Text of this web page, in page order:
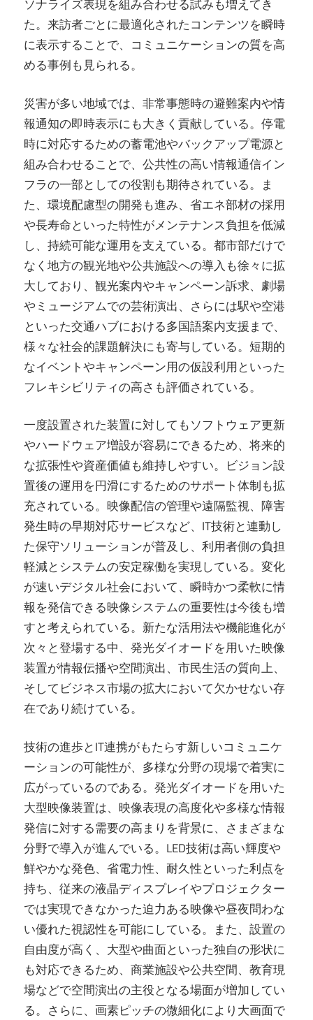
ソナライズ表現を組み合わせる試みも増えてき
た。来訪者ごとに最適化されたコンテンツを瞬時
に表示することで、コミュニケーションの質を高
める事例も見られる。
災害が多い地域では、非常事態時の避難案内や情
報通知の即時表示にも大きく貢献している。停電
時に対応するための蓄電池やバックアップ電源と
組み合わせることで、公共性の高い情報通信イン
フラの一部としての役割も期待されている。ま
た、環境配慮型の開発も進み、省エネ部材の採用
や長寿命といった特性がメンテナンス負担を低減
し、持続可能な運用を支えている。都市部だけで
なく地方の観光地や公共施設への導入も徐々に拡
大しており、観光案内やキャンペーン訴求、劇場
やミュージアムでの芸術演出、さらには駅や空港
といった交通ハブにおける多国語案内支援まで、
様々な社会的課題解決にも寄与している。短期的
なイベントやキャンペーン用の仮設利用といった
フレキシビリティの高さも評価されている。
一度設置された装置に対してもソフトウェア更新
やハードウェア増設が容易にできるため、将来的
な拡張性や資産価値も維持しやすい。ビジョン設
置後の運用を円滑にするためのサポート体制も拡
充されている。映像配信の管理や遠隔監視、障害
発生時の早期対応サービスなど、IT技術と連動し
た保守ソリューションが普及し、利用者側の負担
軽減とシステムの安定稼働を実現している。変化
が速いデジタル社会において、瞬時かつ柔軟に情
報を発信できる映像システムの重要性は今後も増
すと考えられている。新たな活用法や機能進化が
次々と登場する中、発光ダイオードを用いた映像
装置が情報伝播や空間演出、市民生活の質向上、
そしてビジネス市場の拡大において欠かせない存
在であり続けている。
技術の進歩とIT連携がもたらす新しいコミュニケ
ーションの可能性が、多様な分野の現場で着実に
広がっているのである。発光ダイオードを用いた
大型映像装置は、映像表現の高度化や多様な情報
発信に対する需要の高まりを背景に、さまざまな
分野で導入が進んでいる。LED技術は高い輝度や
鮮やかな発色、省電力性、耐久性といった利点を
持ち、従来の液晶ディスプレイやプロジェクター
では実現できなかった迫力ある映像や昼夜問わな
い優れた視認性を可能にしている。また、設置の
自由度が高く、大型や曲面といった独自の形状に
も対応できるため、商業施設や公共空間、教育現
場などで空間演出の主役となる場面が増加してい
る。さらに、画素ピッチの微細化により大画面で